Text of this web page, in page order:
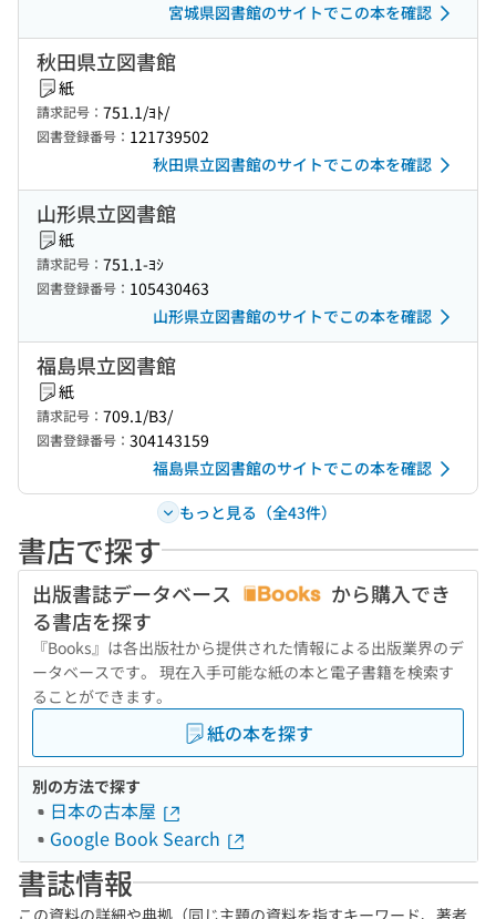
宮城県図書館のサイトでこの本を確認
秋田県立図書館
紙
請求記号： 751.1/ﾖﾄ/
図書登録番号： 121739502
秋田県立図書館のサイトでこの本を確認
山形県立図書館
紙
請求記号： 751.1-ﾖｼ
図書登録番号： 105430463
山形県立図書館のサイトでこの本を確認
福島県立図書館
紙
請求記号： 709.1/B3/
図書登録番号： 304143159
福島県立図書館のサイトでこの本を確認
もっと見る（全43件）
書店で探す
出版書誌データベース
から購入でき
る書店を探す
『Books』は各出版社から提供された情報による出版業界のデ
ータベースです。 現在入手可能な紙の本と電子書籍を検索す
ることができます。
紙の本を探す
別の方法で探す
日本の古本屋
Google Book Search
書誌情報
この資料の詳細や典拠（同じ主題の資料を指すキーワード、著者